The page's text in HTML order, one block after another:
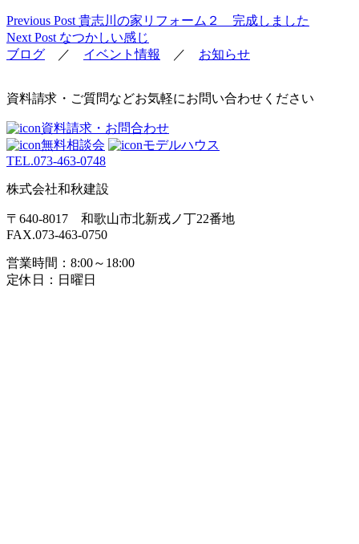
投
稿
ビ
ゲ
ー
シ
ン
Previous Post 貴志川の家リフォーム２ 完成しました
Next Post なつかしい感じ
ブログ ／ イベント情報 ／ お知らせ
資料請求・ご質問などお気軽にお問い合わせください
資料請求・お問合わせ
無料相談会
モデルハウス
TEL.073-463-0748
株式会社和秋建設
〒640-8017 和歌山市北新戎ノ丁22番地
FAX.073-463-0750
営業時間：8:00～18:00
定休日：日曜日